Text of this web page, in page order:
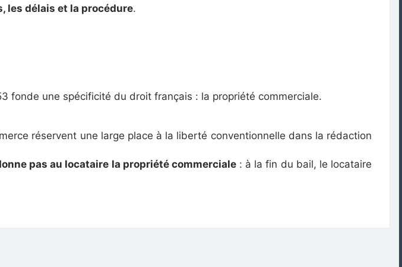
les délais et la procédure.
fonde une spécificité du droit français : la propriété commerciale.
réservent une large place à la liberté conventionnelle dans la rédaction
pas au locataire la propriété commerciale: à la fin du bail, le locataire